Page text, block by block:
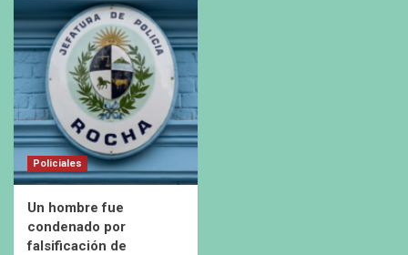
Policiales
Un hombre fue
condenado por
falsificación de